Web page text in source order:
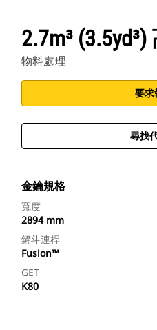
2.7m³
物料處理
要求
尋找
金鑰規格
寬度
2894 mm
鏟斗連桿
Fusion™
GET
K80